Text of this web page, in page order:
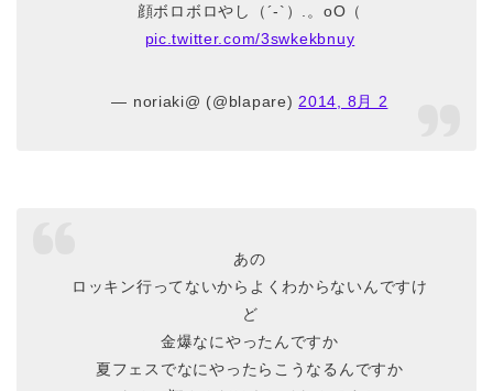
顔ボロボロやし（´-`）.。oO（
pic.twitter.com/3swkekbnuy
— noriaki@ (@blapare) 2014, 8月 2
あの
ロッキン行ってないからよくわからないんですけ
ど
金爆なにやったんですか
夏フェスでなにやったらこうなるんですか